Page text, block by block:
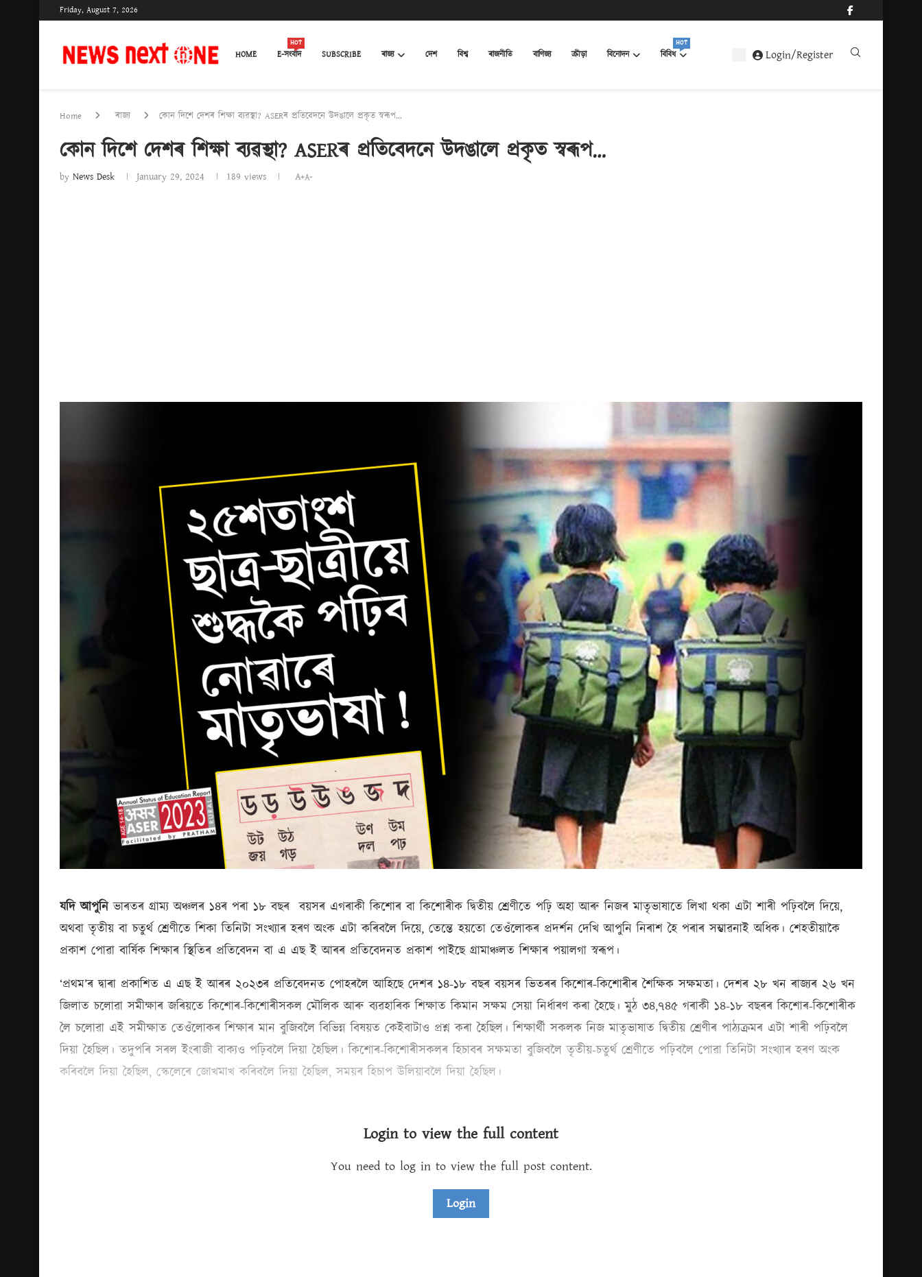
Friday, August 7, 2026
HOME E-সংবাদ
HOT
SUBSCRIBE ৰাজ্য দেশ বিশ্ব ৰাজনীতি বাণিজ্য ক্ৰীড়া বিনোদন বিবিধ
HOT
Login/Register
Home ৰাজ্য কোন দিশে দেশৰ শিক্ষা ব্যৱস্থা? ASERৰ প্ৰতিবেদনে উদঙালে প্ৰকৃত স্বৰূপ…
কোন দিশে দেশৰ শিক্ষা ব্যৱস্থা? ASERৰ প্ৰতিবেদনে উদঙালে প্ৰকৃত স্বৰূপ…
by News Desk January 29, 2024 189 views A+A-
যদি আপুনিভাৰতৰ গ্ৰাম্য অঞ্চলৰ ১৪ৰ পৰা ১৮ বছৰ বয়সৰ এগৰাকী কিশোৰ বা কিশোৰীক দ্বিতীয় শ্ৰেণীতে পঢ়ি অহা আৰু নিজৰ মাতৃভাষাতে লিখা থকা এটা শাৰী পঢ়িবলৈ দিয়ে,
অথবা তৃতীয় বা চতুৰ্থ শ্ৰেণীতে শিকা তিনিটা সংখ্যাৰ হৰণ অংক এটা কৰিবলৈ দিয়ে, তেন্তে হয়তো তেওঁলোকৰ প্ৰদৰ্শন দেখি আপুনি নিৰাশ হৈ পৰাৰ সম্ভাৱনাই অধিক। শেহতীয়াকৈ
প্ৰকাশ পোৱা বাৰ্ষিক শিক্ষাৰ স্থিতিৰ প্ৰতিবেদন বা এ এছ ই আৰৰ প্ৰতিবেদনত প্ৰকাশ পাইছে গ্ৰামাঞ্চলত শিক্ষাৰ পয়ালগা স্বৰূপ।
‘প্ৰথম’ৰ দ্বাৰা প্ৰকাশিত এ এছ ই আৰৰ ২০২৩ৰ প্ৰতিবেদনত পোহৰলৈ আহিছে দেশৰ ১৪-১৮ বছৰ বয়সৰ ভিতৰৰ কিশোৰ-কিশোৰীৰ শৈক্ষিক সক্ষমতা। দেশৰ ২৮ খন ৰাজ্যৰ ২৬ খন
জিলাত চলোৱা সমীক্ষাৰ জৰিয়তে কিশোৰ-কিশোৰীসকল মৌলিক আৰু ব্যৱহাৰিক শিক্ষাত কিমান সক্ষম সেয়া নিৰ্ধাৰণ কৰা হৈছে। মুঠ ৩৪,৭৪৫ গৰাকী ১৪-১৮ বছৰৰ কিশোৰ-কিশোৰীক
লৈ চলোৱা এই সমীক্ষাত তেওঁলোকৰ শিক্ষাৰ মান বুজিবলৈ বিভিন্ন বিষয়ত কেইবাটাও প্ৰশ্ন কৰা হৈছিল। শিক্ষাৰ্থী সকলক নিজ মাতৃভাষাত দ্বিতীয় শ্ৰেণীৰ পাঠ্যক্ৰমৰ এটা শাৰী পঢ়িবলৈ
দিয়া হৈছিল। তদুপৰি সৰল ইংৰাজী বাক্যও পঢ়িবলৈ দিয়া হৈছিল। কিশোৰ-কিশোৰীসকলৰ হিচাবৰ সক্ষমতা বুজিবলৈ তৃতীয়-চতুৰ্থ শ্ৰেণীতে পঢ়িবলৈ পোৱা তিনিটা সংখ্যাৰ হৰণ অংক
কৰিবলৈ দিয়া হৈছিল, স্কেলেৰে জোখমাখ কৰিবলৈ দিয়া হৈছিল, সময়ৰ হিচাপ উলিয়াবলৈ দিয়া হৈছিল।
Login to view the full content
You need to log in to view the full post content.
Login